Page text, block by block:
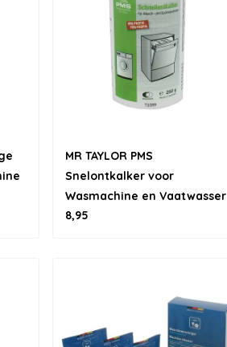
MR TAYLOR PMS
Snelontkalker voor
Wasmachine en Vaatwasser
8,95